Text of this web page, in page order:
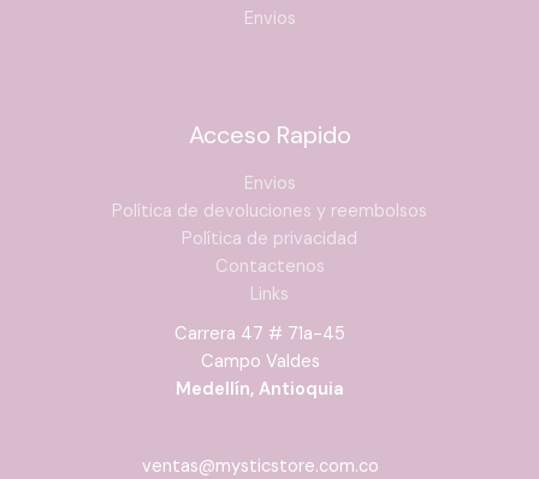
Envios
Acceso Rapido
Envios
Política de devoluciones y reembolsos
Política de privacidad
Contactenos
Links
Carrera 47 # 71a-45
Campo Valdes
Medellín, Antioquia
ventas@mysticstore.com.co